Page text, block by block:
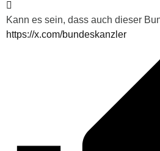
Kann es sein, dass auch dieser
https://x.com/bundeskanzler